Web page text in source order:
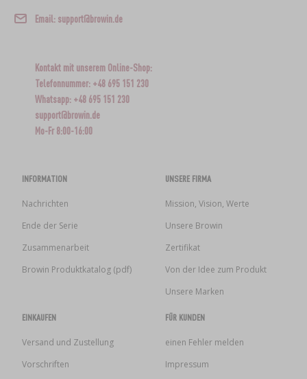
Email: support@browin.de
Kontakt mit unserem Online-Shop:
Telefonnummer: +48 695 151 230
Whatsapp: +48 695 151 230
support@browin.de
Mo-Fr 8:00-16:00
INFORMATION
Nachrichten
Ende der Serie
Zusammenarbeit
Browin Produktkatalog (pdf)
UNSERE FIRMA
Mission, Vision, Werte
Unsere Browin
Zertifikat
Von der Idee zum Produkt
Unsere Marken
EINKAUFEN
Versand und Zustellung
Vorschriften
FÜR KUNDEN
einen Fehler melden
Impressum